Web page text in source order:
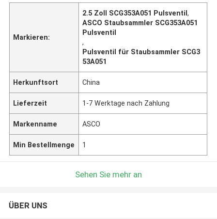
Markieren:
2.5 Zoll SCG353A051 Pulsventil,
ASCO Staubsammler SCG353A051
Pulsventil
,
Pulsventil für Staubsammler SCG3
53A051
Herkunftsort China
Lieferzeit 1-7 Werktage nach Zahlung
Markenname ASCO
Min Bestellmenge 1
Sehen Sie mehr an
ÜBER UNS